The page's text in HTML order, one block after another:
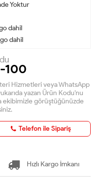
Yoktur
dahil
dahil
100
Hizmetleri veya WhatsApp
yazan Ürün Kodu'nu
ekibimizle görüştüğünüzde
Telefon ile Sipariş
Hızlı Kargo İmkanı